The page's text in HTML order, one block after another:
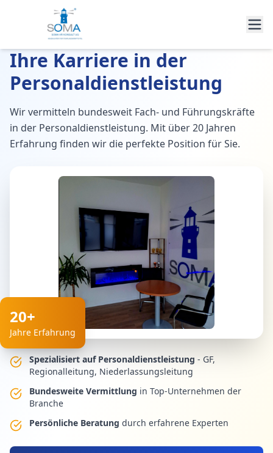
Ihre Karriere in der
Personaldienstleistung
Wir vermitteln bundesweit Fach- und Führungskräfte
in der Personaldienstleistung. Mit über 20 Jahren
Erfahrung finden wir die perfekte Position für Sie.
20+
Jahre Erfahrung
Spezialisiert auf Personaldienstleistung - GF,
Regionalleitung, Niederlassungsleitung
Bundesweite Vermittlung in Top-Unternehmen der
Branche
Persönliche Beratung durch erfahrene Experten